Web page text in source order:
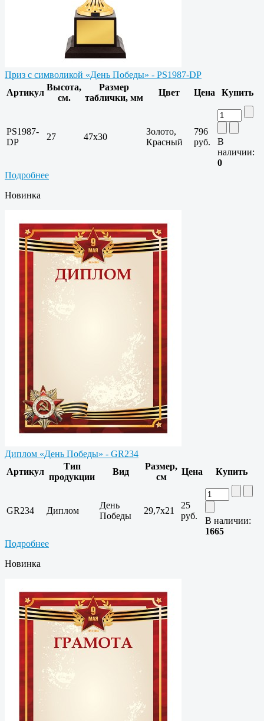
Приз c символикой «День Победы» - PS1987-DP
Артикул
Высота,
см.
Размер
таблички, мм
Цвет Цена Купить
PS1987-
DP
27 47х30
Золото,
Красный
796
руб.
В
наличии:
0
Подробнее
Новинка
Диплом «День Победы» - GR234
Артикул
Тип
продукции
Вид
Размер,
см
Цена Купить
GR234 Диплом
День
Победы
29,7x21
25
руб.
В наличии:
1665
Подробнее
Новинка